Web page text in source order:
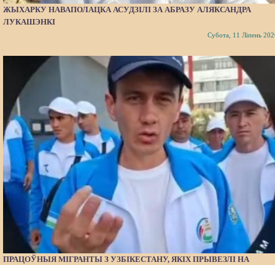
ЖЫХАРКУ НАВАПОЛАЦКА АСУДЗІЛІ ЗА АБРАЗУ АЛЯКСАНДРА
ЛУКАШЭНКІ
Субота, 11 Ліпень
ПРАЦОЎНЫЯ МІГРАНТЫ З УЗБІКЕСТАНУ, ЯКІХ ПРЫВЕЗЛІ НА